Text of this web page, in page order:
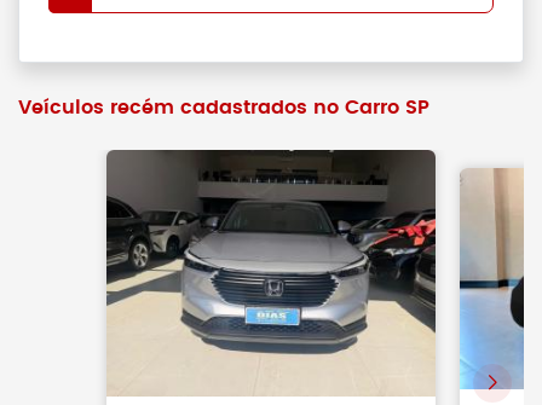
Veículos recém cadastrados no Carro SP